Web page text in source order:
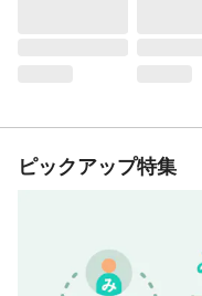
ピックアップ特集